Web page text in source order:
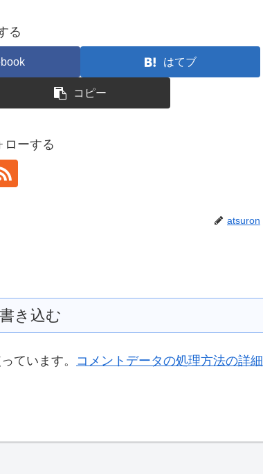
る
はてブ
コピー
ローする
atsuron
き込む
ています。 コメントデータの処理方法の詳細